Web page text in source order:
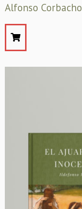
Alfonso Corbacho